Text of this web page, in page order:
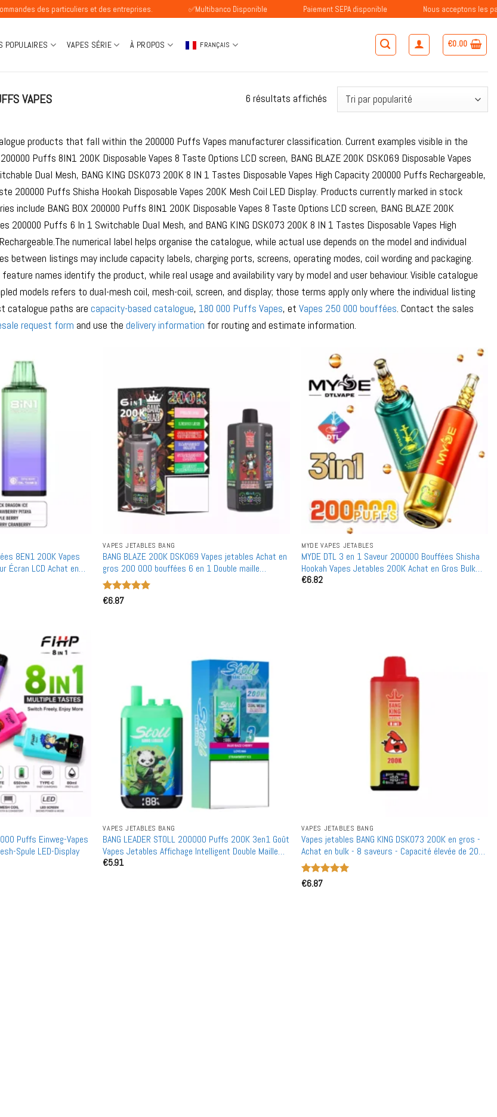
des particuliers et des entreprises. ✅Multibanco Disponible Paiement SEPA disponible Nous acceptons les
POPULAIRES VAPES SÉRIE À PROPOS FRANÇAIS €0.00
VAPES 6 résultats affichésTrié
par
products that fall within the 200000 Puffs Vapes manufacturer classification. Current examples visible in the
Puffs 8IN1 200K Disposable Vapes 8 Taste Options LCD screen, BANG BLAZE 200K DSK069 Disposable Vapes
Dual Mesh, BANG KING DSK073 200K 8 IN 1 Tastes Disposable Vapes High Capacity 200000 Puffs Rechargeable,
200000 Puffs Shisha Hookah Disposable Vapes 200K Mesh Coil LED Display. Products currently marked in stock
include BANG BOX 200000 Puffs 8IN1 200K Disposable Vapes 8 Taste Options LCD screen, BANG BLAZE 200K
200000 Puffs 6 In 1 Switchable Dual Mesh, and BANG KING DSK073 200K 8 IN 1 Tastes Disposable Vapes High
numerical label helps organise the catalogue, while actual use depends on the model and individual
between listings may include capacity labels, charging ports, screens, operating modes, coil wording and packaging.
names identify the product, while real usage and availability vary by model and user behaviour. Visible catalogue
models refers to dual-mesh coil, mesh-coil, screen, and display; those terms apply only where the individual listing
catalogue paths are capacity-based catalogue, 180 000 Puffs Vapes, et Vapes 250 000 bouffées. Contact the sales
request form and use the delivery information for routing and estimate information.
8EN1 200K Vapes
Écran LCD Achat en
VAPES JETABLES BANG
BANG BLAZE 200K DSK069 Vapes jetables Achat en
gros 200 000 bouffées 6 en 1 Double maille
interchangeable
Note
€6.87
MYDE VAPES JETABLES
MYDE DTL 3 en 1 Saveur 200000 Bouffées Shisha
Hookah Vapes Jetables 200K Achat en Gros Bulk
Mesh Coil Affichage LED
€6.82
Puffs Einweg-Vapes
Spule LED-Display
VAPES JETABLES BANG
BANG LEADER STOLL 200000 Puffs 200K 3en1 Goût
Vapes Jetables Affichage Intelligent Double Maille
Achat en Gros en Vrac
€5.91
VAPES JETABLES BANG
Vapes jetables BANG KING DSK073 200K en gros -
Achat en bulk - 8 saveurs - Capacité élevée de 200
000 bouffées - Rechargeables
Note
€6.87